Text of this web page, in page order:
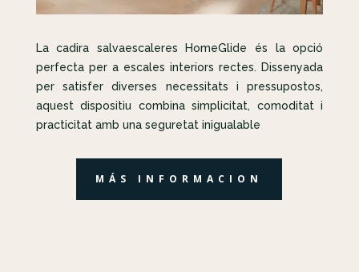
La cadira salvaescaleres HomeGlide és la opció
perfecta per a escales interiors rectes. Dissenyada
per satisfer diverses necessitats i pressupostos,
aquest dispositiu combina simplicitat, comoditat i
practicitat amb una seguretat inigualable
MÁS INFORMACION